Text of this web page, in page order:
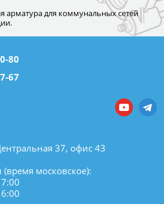
арматура для коммунальных сетей
80
67
37, офис 43
московское):